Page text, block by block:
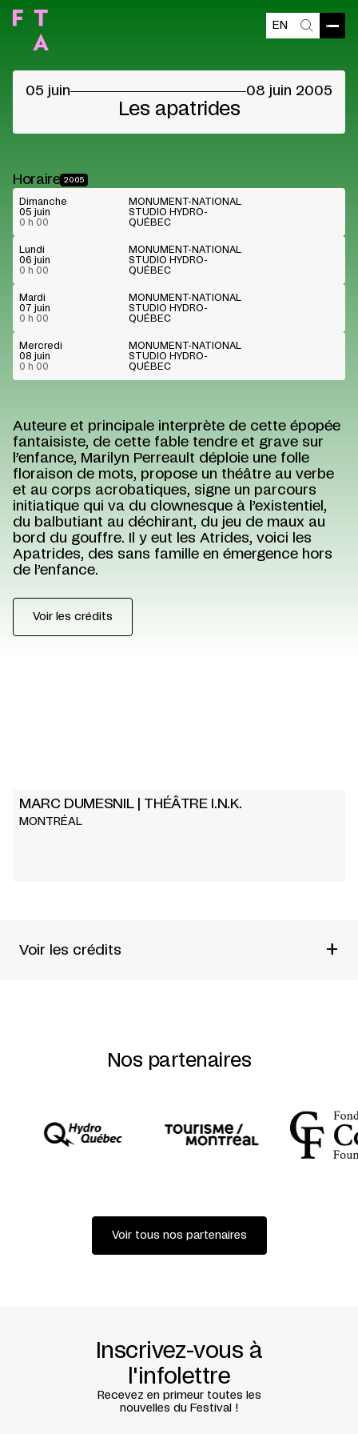
EN
©
05 juin 08 juin 2005
Les apatrides
Auteure et principale interprète de cette épopée
fantaisiste, de cette fable tendre et grave sur
l’enfance, Marilyn Perreault déploie une folle
floraison de mots, propose un théâtre au verbe
et au corps acrobatiques, signe un parcours
initiatique qui va du clownesque à l’existentiel,
du balbutiant au déchirant, du jeu de maux au
bord du gouffre. Il y eut les Atrides, voici les
Apatrides, des sans famille en émergence hors
de l’enfance.
Voir les crédits
MARC DUMESNIL | THÉÂTRE I.N.K.
MONTRÉAL
Horaire 2005
Dimanche
05 juin
0 h 00
MONUMENT-NATIONAL
STUDIO HYDRO-
QUÉBEC
Lundi
06 juin
0 h 00
MONUMENT-NATIONAL
STUDIO HYDRO-
QUÉBEC
Mardi
07 juin
0 h 00
MONUMENT-NATIONAL
STUDIO HYDRO-
QUÉBEC
Mercredi
08 juin
0 h 00
MONUMENT-NATIONAL
STUDIO HYDRO-
QUÉBEC
Voir les crédits +
MARC DUMESNIL
COSTUMES
MARIE-SOLEIL LAVOIE
MARILYN PERREAULT
ANNIE RANGER
Nos partenaires
Voir tous nos partenaires
Inscrivez-vous à
l'infolettre
Recevez en primeur toutes les
nouvelles du Festival !